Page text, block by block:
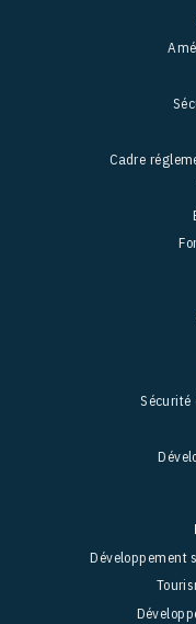
Cadre
Sécurité
Développement